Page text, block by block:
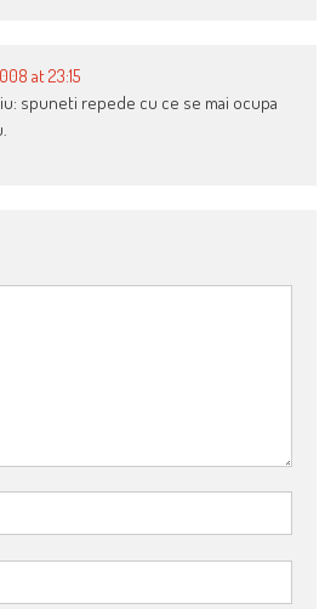
at 23:15
spuneti repede cu ce se mai ocupa